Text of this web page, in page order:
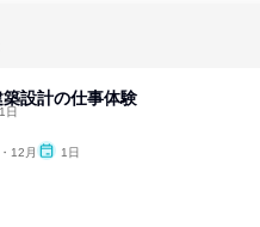
設計の仕事体験
日
12月 1日